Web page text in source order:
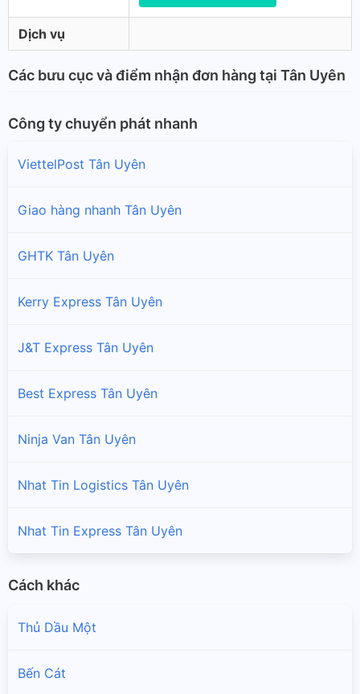
Dịch vụ
Các bưu cục và điểm nhận đơn hàng tại Tân Uyên
Công ty chuyển phát nhanh
ViettelPost Tân Uyên
Giao hàng nhanh Tân Uyên
GHTK Tân Uyên
Kerry Express Tân Uyên
J&T Express Tân Uyên
Best Express Tân Uyên
Ninja Van Tân Uyên
Nhat Tin Logistics Tân Uyên
Nhat Tin Express Tân Uyên
Cách khác
Thủ Dầu Một
Bến Cát